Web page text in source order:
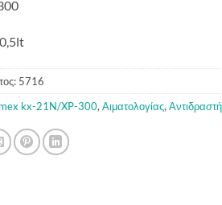
5716
kx-21N/XP-300, Αιματολογίας,